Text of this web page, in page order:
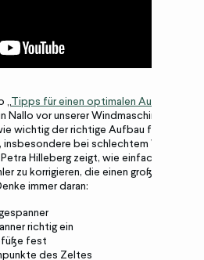
„Tipps für einen optimalen Aufbau von
Nallo vor unserer Windmaschine
wichtig der richtige Aufbau für die
bei schlechtem Wetter.
Hilleberg zeigt, wie einfach es ist,
zu korrigieren, die einen großen
immer daran:
richtig ein
fest
des Zeltes